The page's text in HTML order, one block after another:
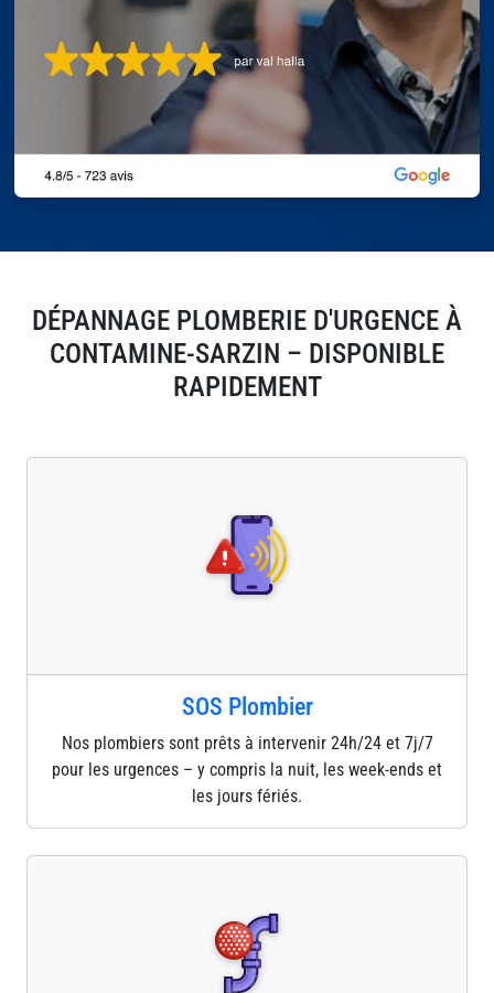
DÉPANNAGE PLOMBERIE D'URGENCE À
CONTAMINE-SARZIN – DISPONIBLE
RAPIDEMENT
SOS Plombier
Nos plombiers sont prêts à intervenir 24h/24 et 7j/7
pour les urgences – y compris la nuit, les week-ends et
les jours fériés.